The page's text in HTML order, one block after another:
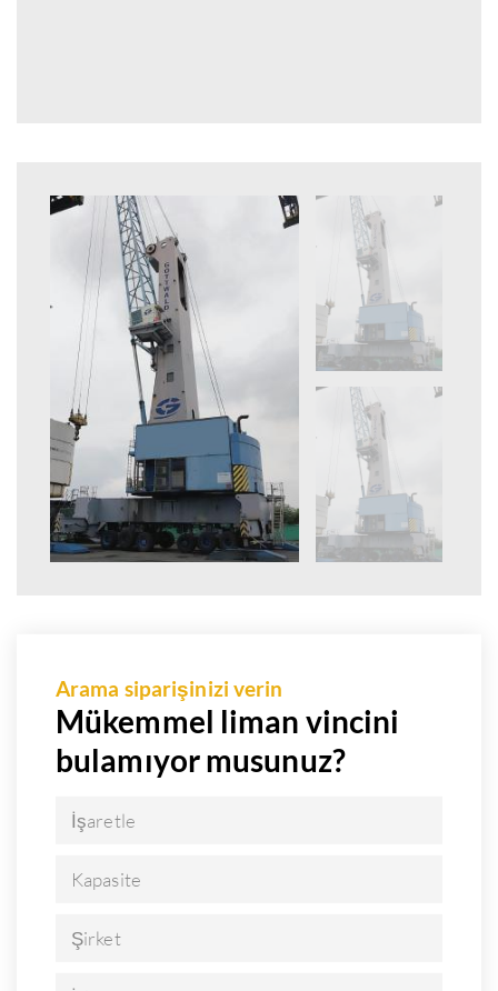
Arama siparişinizi verin
Mükemmel liman vincini
bulamıyor musunuz?
İşaretle
Kapasite
Şirket